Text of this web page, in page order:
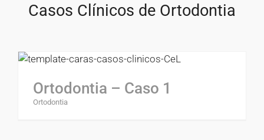
Casos Clínicos de Ortodontia
Ortodontia – Caso 1
Ortodontia